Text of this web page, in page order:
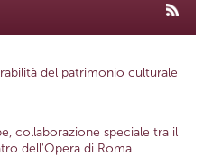
del patrimonio culturale
collaborazione speciale tra il
dell'Opera di Roma